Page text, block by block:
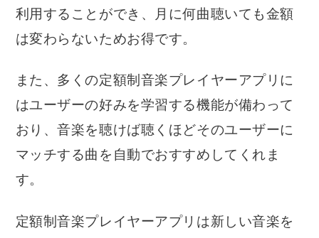
利用することができ、月に何曲聴いても金額
は変わらないためお得です。
また、多くの定額制音楽プレイヤーアプリに
はユーザーの好みを学習する機能が備わって
おり、音楽を聴けば聴くほどそのユーザーに
マッチする曲を自動でおすすめしてくれま
す。
定額制音楽プレイヤーアプリは新しい音楽を